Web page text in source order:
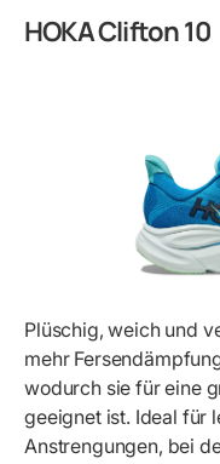
HOKA Clifton 10
Plüschig, weich und
mehr
wodurch sie für eine
geeignet ist. Ideal für
Anstrengungen, bei